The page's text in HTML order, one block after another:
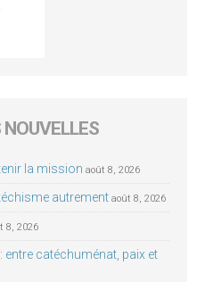
NOUVELLES
la mission août 8, 2026
autrement août 8, 2026
8, 2026
entre catéchuménat, paix et